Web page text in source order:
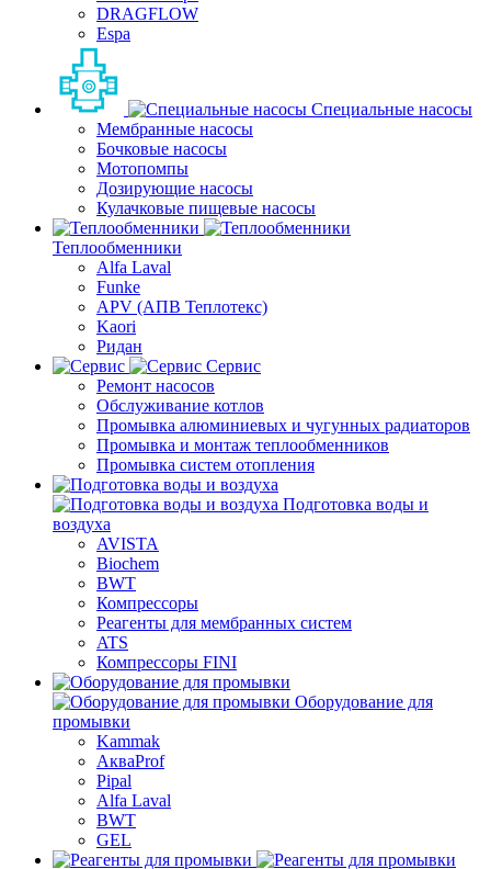
DRAGFLOW
Espa
Специальные насосы
Мембранные насосы
Бочковые насосы
Мотопомпы
Дозирующие насосы
Кулачковые пищевые насосы
Теплообменники
Alfa Laval
Funke
APV (АПВ Теплотекс)
Kaori
Ридан
Сервис
Ремонт насосов
Обслуживание котлов
Промывка алюминиевых и чугунных радиаторов
Промывка и монтаж теплообменников
Промывка систем отопления
Подготовка воды и
воздуха
AVISTA
Biochem
BWT
Компрессоры
Реагенты для мембранных систем
ATS
Компрессоры FINI
Оборудование для
промывки
Kammak
АкваProf
Pipal
Alfa Laval
BWT
GEL